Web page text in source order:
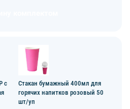
с
Стакан бумажный 400мл для
горячих напитков розовый 50
шт/уп